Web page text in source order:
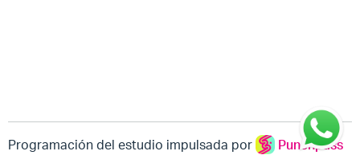
Programación del estudio impulsada por Punchpass